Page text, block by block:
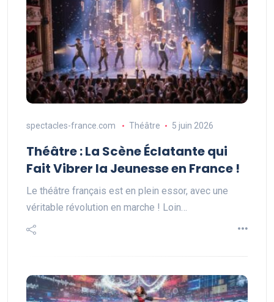
spectacles-france.com Théâtre 5 juin 2026
Théâtre : La Scène Éclatante qui
Fait Vibrer la Jeunesse en France !
Le théâtre français est en plein essor, avec une
véritable révolution en marche ! Loin…